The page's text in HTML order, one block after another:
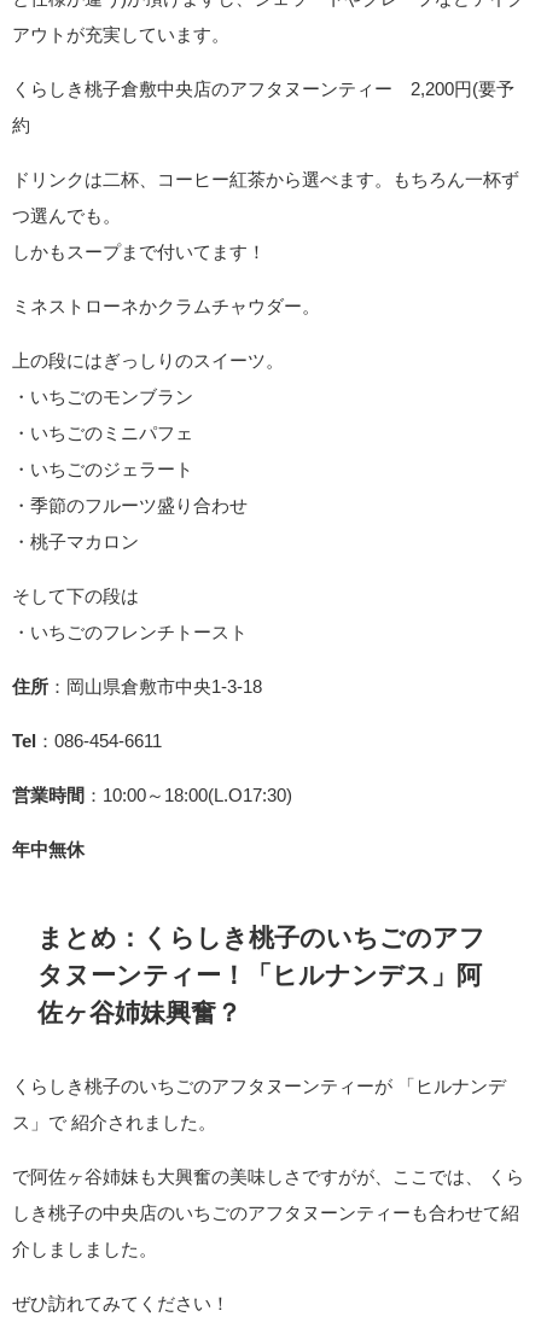
アウトが充実しています。
くらしき桃子倉敷中央店のアフタヌーンティー 2,200円(要予
約
ドリンクは二杯、コーヒー紅茶から選べます。もちろん一杯ず
つ選んでも。
しかもスープまで付いてます！
ミネストローネかクラムチャウダー。
上の段にはぎっしりのスイーツ。
・いちごのモンブラン
・いちごのミニパフェ
・いちごのジェラート
・季節のフルーツ盛り合わせ
・桃子マカロン
そして下の段は
・いちごのフレンチトースト
住所 ：岡山県倉敷市中央1-3-18
Tel ：086-454-6611
営業時間 ：10:00～18:00(L.O17:30)
年中無休
まとめ：くらしき桃子のいちごのアフ
タヌーンティー！「ヒルナンデス」阿
佐ヶ谷姉妹興奮？
くらしき桃子のいちごのアフタヌーンティーが 「ヒルナンデ
ス」で 紹介されました。
で阿佐ヶ谷姉妹も大興奮の美味しさですがが、ここでは、 くら
しき桃子の中央店のいちごのアフタヌーンティーも合わせて紹
介しましました。
ぜひ訪れてみてください！